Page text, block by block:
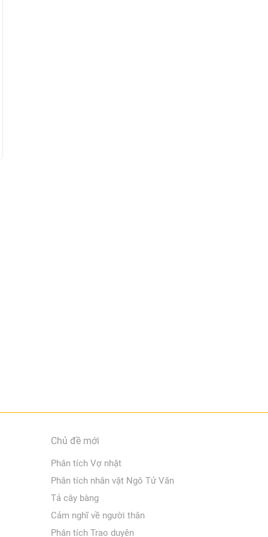
Chủ đề mới
Phân tích Vợ nhặt
Phân tích nhân vật Ngô Tử Văn
Tả cây bàng
Cảm nghĩ về người thân
Phân tích Trao duyên